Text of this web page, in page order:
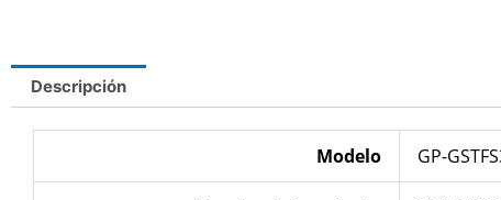
Descripción
Modelo GP-